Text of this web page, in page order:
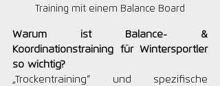
Training mit einem Balance Board
Warum ist Balance- &
Koordinationstraining für Wintersportler
so wichtig?
„Trockentraining“ und spezifische